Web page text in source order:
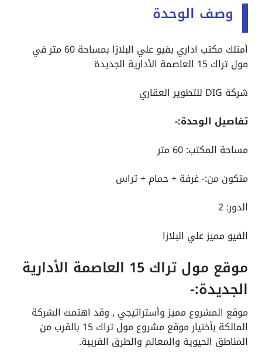
وصف الوحدة
أمتلك مكتب اداري بفيو علي البلازا بمساحة 60 متر في
مول تراك 15 العاصمة الأدارية الجديدة
شركة DIG للتطوير العقاري
تفاصيل الوحدة:-
مساحة المكتب: 60 متر
متكون من:- غرفة + حمام + تراس
الدور: 2
الفيو مميز علي البلازا
موقع مول تراك 15 العاصمة الأدارية
الجديدة:-
موقع المشروع مميز وأستراتيجي , وقد اهتمت الشركة
المالكة بأختيار موقع مشروع مول تراك 15 بالقرب من
المناطق الحيوية والمعالم والطرق القريبة.